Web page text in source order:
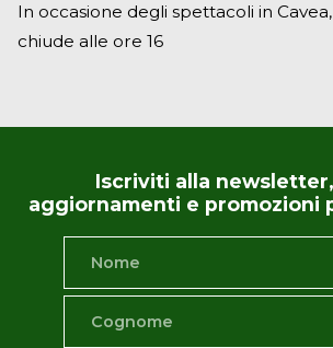
In occasione degli spettacoli in
chiude alle ore 16
Iscriviti alla
aggiornamenti e promozioni